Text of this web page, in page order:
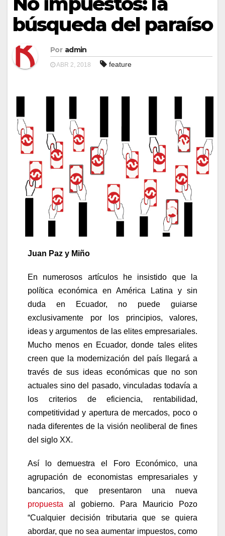
búsqueda del paraíso
Por admin
ABR 2, 2018 feature
Juan Paz y Miño
En numerosos artículos he insistido que la
política económica en América Latina y sin
duda en Ecuador, no puede guiarse
exclusivamente por los principios, valores,
ideas y argumentos de las elites empresariales.
Mucho menos en Ecuador, donde tales elites
creen que la modernización del país llegará a
través de sus ideas económicas que no son
actuales sino del pasado, vinculadas todavía a
los criterios de eficiencia, rentabilidad,
competitividad y apertura de mercados, poco o
nada diferentes de la visión neoliberal de fines
del siglo XX.
Así lo demuestra el Foro Económico, una
agrupación de economistas empresariales y
bancarios, que presentaron una nueva
propuesta al gobierno. Para Mauricio Pozo
“Cualquier decisión tributaria que se quiera
abordar, que no sea aumentar impuestos, como